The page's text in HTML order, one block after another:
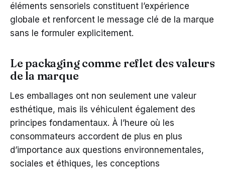
éléments sensoriels constituent l’expérience
globale et renforcent le message clé de la marque
sans le formuler explicitement.
Le packaging comme reflet des valeurs
de la marque
Les emballages ont non seulement une valeur
esthétique, mais ils véhiculent également des
principes fondamentaux. À l’heure où les
consommateurs accordent de plus en plus
d’importance aux questions environnementales,
sociales et éthiques, les conceptions